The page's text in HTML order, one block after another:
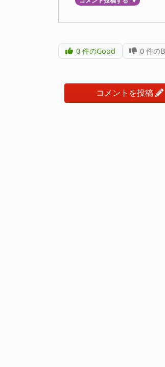
0件のGood 0 件の
コメントを投稿